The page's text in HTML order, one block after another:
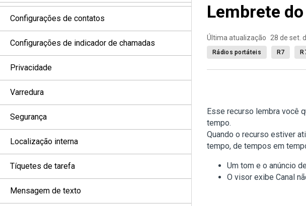
Configurações de contatos
Configurações de indicador de chamadas
Privacidade
Varredura
Segurança
Localização interna
Tíquetes de tarefa
Mensagem de texto
Lembrete
Última atualização 28 de set.
Rádios portáteis R7
Esse recurso lembra você
tempo.
Quando o recurso estiver
tempo, de tempos em
Um tom e o anúncio
O visor exibe Canal